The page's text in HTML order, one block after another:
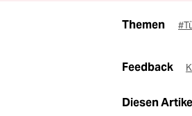
Themen
Feedback
Diesen